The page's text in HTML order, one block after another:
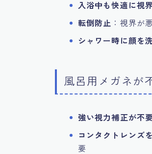
入浴中も快適に視
転倒防止 ：視界が
シャワー時に顔を
風呂用メガネが
強い視力補正が不
コンタクトレンズ
要